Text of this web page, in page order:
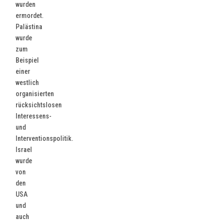
wurden
ermordet.
Palästina
wurde
zum
Beispiel
einer
westlich
organisierten
rücksichtslosen
Interessens-
und
Interventionspolitik.
Israel
wurde
von
den
USA
und
auch